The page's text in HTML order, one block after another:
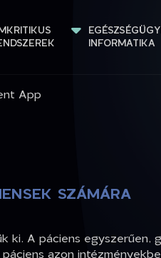
INFORMATIKA
App
SZÁMÁRA
A páciens
azon